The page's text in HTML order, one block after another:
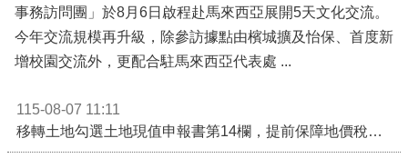
事務訪問團」於8月6日啟程赴馬來西亞展開5天文化交流。
今年交流規模再升級，除參訪據點由檳城擴及怡保、首度新
增校園交流外，更配合駐馬來西亞代表處 ...
115-08-07 11:11
移轉土地勾選土地現值申報書第14欄，提前保障地價稅節稅權益